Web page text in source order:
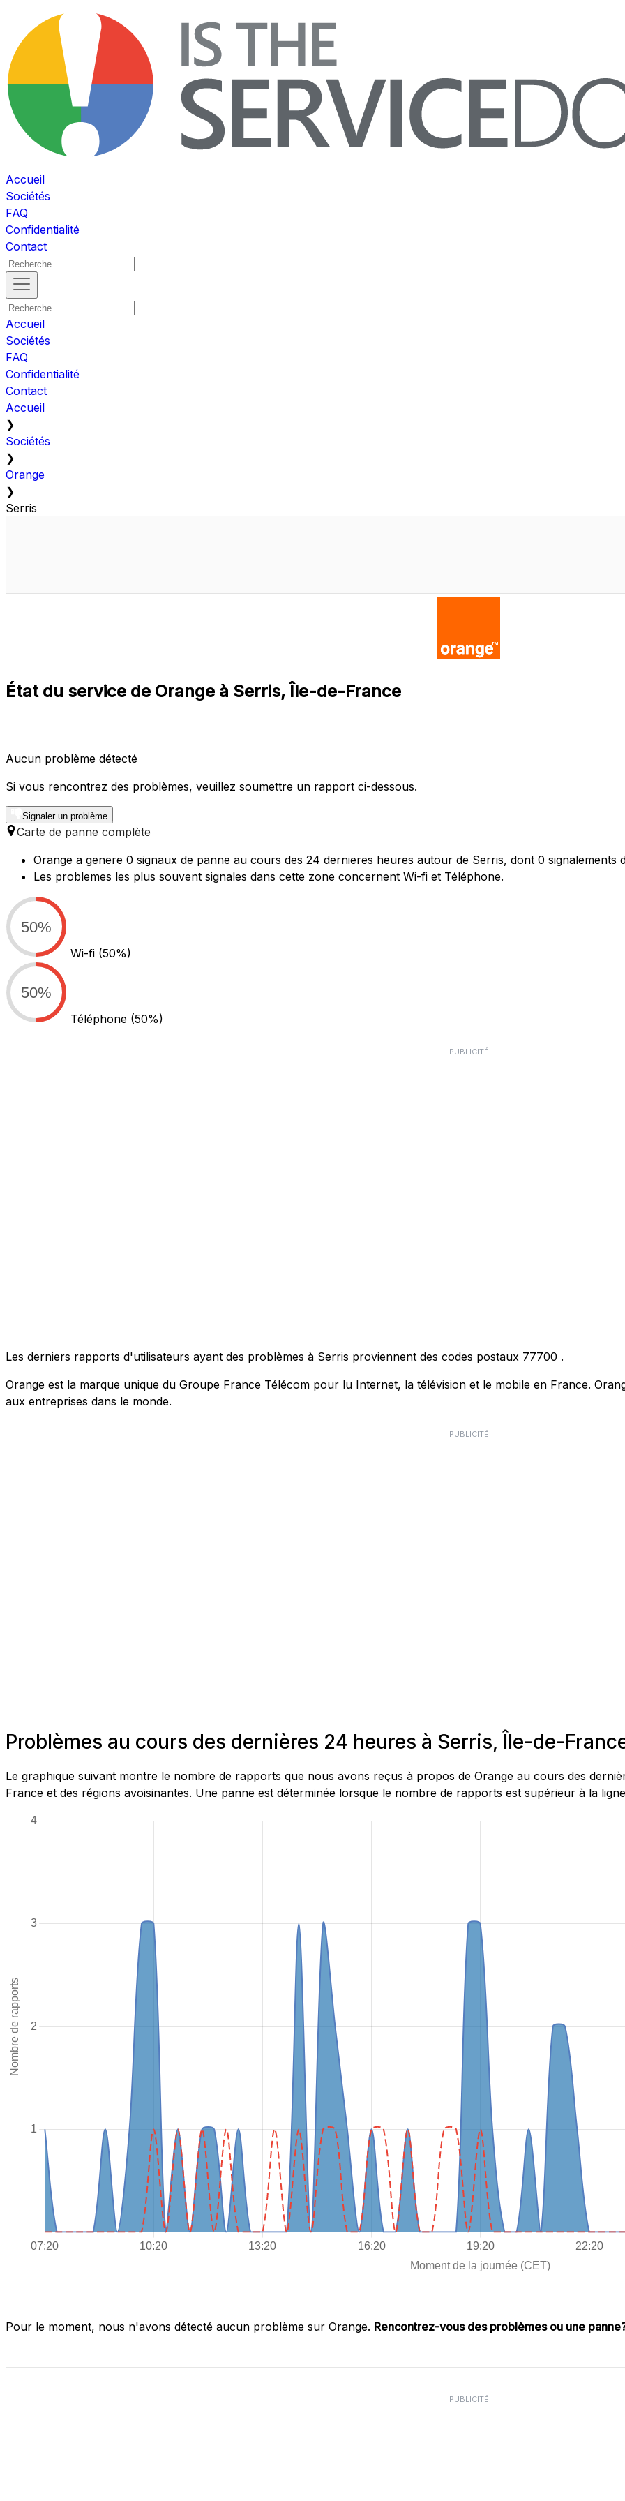
Accueil
Sociétés
FAQ
Confidentialité
Contact
Accueil
Sociétés
FAQ
Confidentialité
Contact
Accueil
❯
Sociétés
❯
Orange
❯
Serris
État du service de Orange à Serris, Île-de-France
Aucun problème détecté
Si vous rencontrez des problèmes, veuillez soumettre un rapport ci-dessous.
Signaler un problème
Carte de panne complète
Orange a genere 0 signaux de panne au cours des 24 dernieres heures autour de Serris, dont 0 signalements
Les problemes les plus souvent signales dans cette zone concernent Wi-fi et Téléphone.
50%
Wi-fi (50%)
50%
Téléphone (50%)
PUBLICITÉ
Les derniers rapports d'utilisateurs ayant des problèmes à Serris proviennent des codes postaux 77700 .
Orange est la marque unique du Groupe France Télécom pour lu Internet, la télévision et le mobile en France.
aux entreprises dans le monde.
PUBLICITÉ
Problèmes au cours des dernières 24 heures à Serris, Île-de-
Le graphique suivant montre le nombre de rapports que nous avons reçus à propos de Orange au cours des
France et des régions avoisinantes. Une panne est déterminée lorsque le nombre de rapports est supérieur à la
Pour le moment, nous n'avons détecté aucun problème sur Orange. Rencontrez-vous des problèmes ou une
PUBLICITÉ